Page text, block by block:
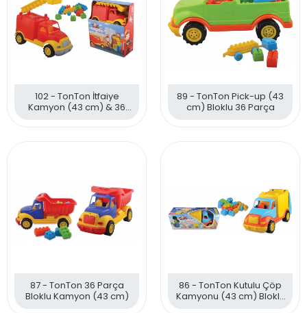
102 - TonTon İtfaiye
Kamyon (43 cm) & 36
89 - TonTon Pick-up (43
cm) Bloklu 36 Parça
87 - TonTon 36 Parça
Bloklu Kamyon (43 cm)
86 - TonTon Kutulu Çöp
Kamyonu (43 cm) Bloklu